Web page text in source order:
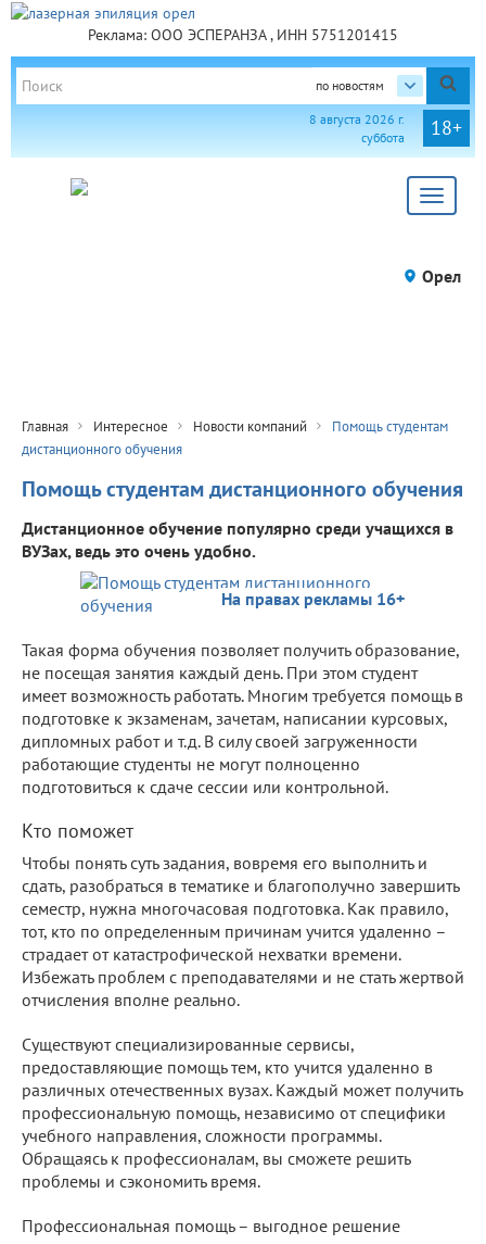
Реклама: ООО ЭСПЕРАНЗА , ИНН 5751201415
по новостям
18+
8 августа 2026 г.
суббота
Toggle
Орел
Главная Интересное Новости компаний
Помощь студентам
дистанционного обучения
Помощь студентам дистанционного обучения
Дистанционное обучение популярно среди учащихся в
ВУЗах, ведь это очень удобно.
На правах рекламы 16+
Такая форма обучения позволяет получить образование,
не посещая занятия каждый день. При этом студент
имеет возможность работать. Многим требуется помощь в
подготовке к экзаменам, зачетам, написании курсовых,
дипломных работ и т.д. В силу своей загруженности
работающие студенты не могут полноценно
подготовиться к сдаче сессии или контрольной.
Кто поможет
Чтобы понять суть задания, вовремя его выполнить и
сдать, разобраться в тематике и благополучно завершить
семестр, нужна многочасовая подготовка. Как правило,
тот, кто по определенным причинам учится удаленно –
страдает от катастрофической нехватки времени.
Избежать проблем с преподавателями и не стать жертвой
отчисления вполне реально.
Существуют специализированные сервисы,
предоставляющие помощь тем, кто учится удаленно в
различных отечественных вузах. Каждый может получить
профессиональную помощь, независимо от специфики
учебного направления, сложности программы.
Обращаясь к профессионалам, вы сможете решить
проблемы и сэкономить время.
Профессиональная помощь – выгодное решение